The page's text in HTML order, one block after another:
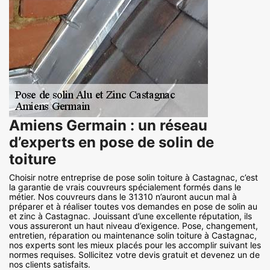
Amiens Germain : un réseau
d’experts en pose de solin de
toiture
Choisir notre entreprise de pose solin toiture à Castagnac, c’est
la garantie de vrais couvreurs spécialement formés dans le
métier. Nos couvreurs dans le 31310 n’auront aucun mal à
préparer et à réaliser toutes vos demandes en pose de solin au
et zinc à Castagnac. Jouissant d’une excellente réputation, ils
vous assureront un haut niveau d’exigence. Pose, changement,
entretien, réparation ou maintenance solin toiture à Castagnac,
nos experts sont les mieux placés pour les accomplir suivant les
normes requises. Sollicitez votre devis gratuit et devenez un de
nos clients satisfaits.